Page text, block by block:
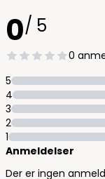
0/ 5
0
5
4
3
2
1
Anmeldelser
Der er ingen